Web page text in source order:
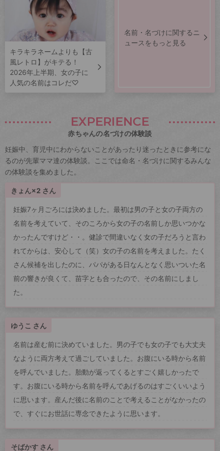
キラキラネームよりも【古
風レトロ】がキテる！
2026年上半期、女の子に
人気の名前はコレだ♡
名前・名づけに関するニ
ュースをもっと見る
EXPERIENCE
赤ちゃんの名づけの体験談
妊娠中、育児中にわからないことがあったり迷ったときに参考にな
るのが先輩ママ達の体験談。ここでは命名・名づけに関するみんな
の体験談を集めました。
きょん×2 さん
妊娠7ヶ月ごろには決めました。最初は男の子と女の子両方の
名前を考えていて、そのころから女の子の名前しか思いつかな
かったんですけど・・。健診で間違いなく女の子だろうと言わ
れてからは、安心して（笑）女の子の名前を考えました。たく
さん候補を出したのに、パパがある日なんとなく思いついた名
前の響きが良くて、苗字とも合ったので、その名前にしまし
た。
ゆうこ さん
名前は産む前に決めていました。男の子でも女の子でも大丈夫
なように両方考えて過ごしていました。お腹にいる時から名前
を呼んでいました。胎動が返ってくるとすごく嬉しかったで
す。お腹にいる時から名前を呼んであげるのはすごくいいよう
に思います。産んだ後に名前のことで考えることがなかったの
で、すぐにお世話に専念できたように思います。
そばかす さん